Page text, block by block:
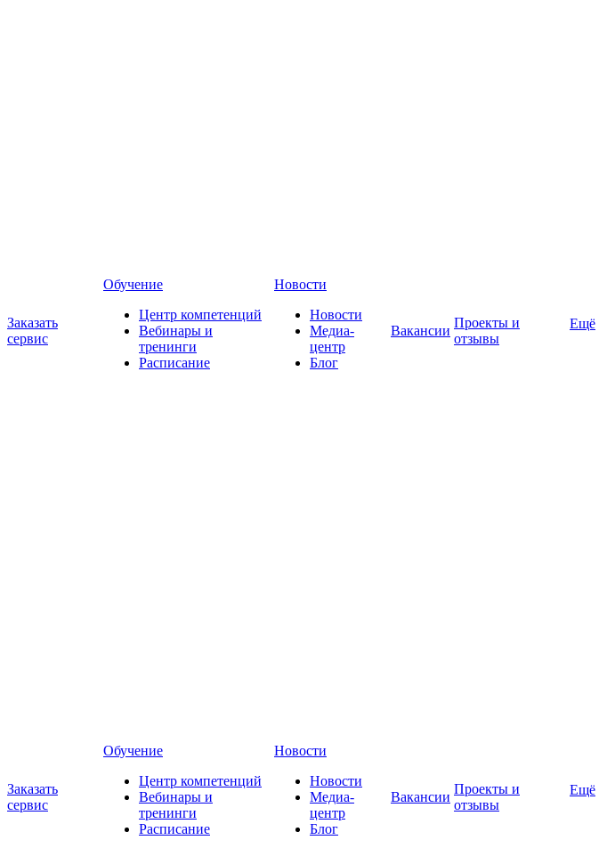
Заказать
сервис
Обучение
Центр компетенций
Вебинары и
тренинги
Расписание
Новости
Новости
Медиа-
центр
Блог
Вакансии
Проекты и
отзывы
Ещё
Заказать
сервис
Обучение
Центр компетенций
Вебинары и
тренинги
Расписание
Новости
Новости
Медиа-
центр
Блог
Вакансии
Проекты и
отзывы
Ещё